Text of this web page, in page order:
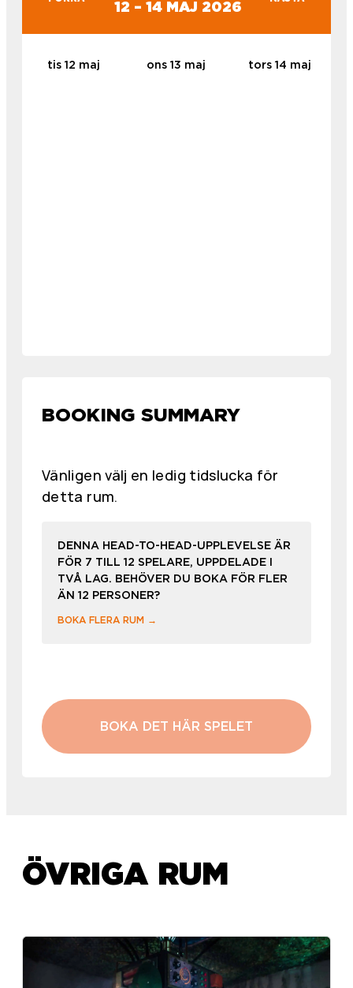
12 – 14 MAJ 2026
tis 12 maj ons 13 maj tors 14 maj
BOOKING SUMMARY
Vänligen välj en ledig tidslucka för
detta rum.
DENNA HEAD-TO-HEAD-UPPLEVELSE ÄR
FÖR 7 TILL 12 SPELARE, UPPDELADE I
TVÅ LAG. BEHÖVER DU BOKA FÖR FLER
ÄN 12 PERSONER?
BOKA FLERA RUM →
BOKA DET HÄR SPELET
ÖVRIGA RUM